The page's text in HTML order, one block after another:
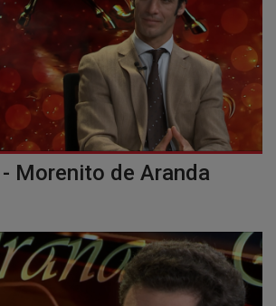
- Morenito de Aranda